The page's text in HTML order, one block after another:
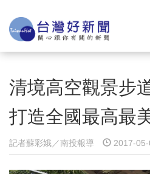
清境高空觀景步
打造全國最高最
記者蘇彩娥／南投報導 2017-